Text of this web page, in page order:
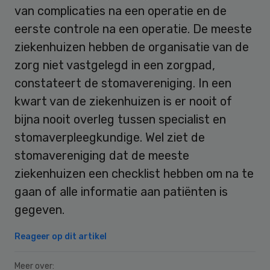
van complicaties na een operatie en de
eerste controle na een operatie. De meeste
ziekenhuizen hebben de organisatie van de
zorg niet vastgelegd in een zorgpad,
constateert de stomavereniging. In een
kwart van de ziekenhuizen is er nooit of
bijna nooit overleg tussen specialist en
stomaverpleegkundige. Wel ziet de
stomavereniging dat de meeste
ziekenhuizen een checklist hebben om na te
gaan of alle informatie aan patiënten is
gegeven.
Reageer op dit artikel
Meer over: